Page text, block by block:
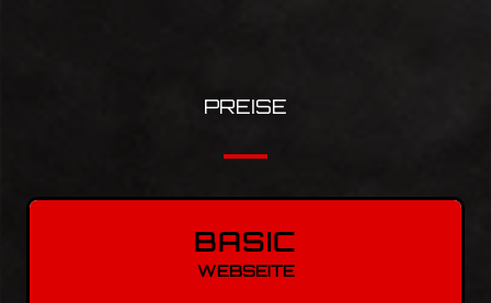
PREISE
BASIC
WEBSEITE